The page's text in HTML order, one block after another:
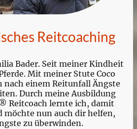
Reitcoaching
Bader. Seit meiner Kindheit
Mit meiner Stute Coco
nach einem Reitunfall Ängste
Durch meine Ausbildung
Reitcoach lernte ich, damit
möchte nun auch dir helfen,
zu überwinden.